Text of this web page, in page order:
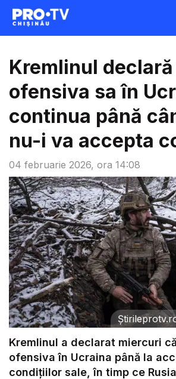
04 februarie 2026, ora 14:08
Kremlinul
ofensiva sa în
continua până
nu-i va accepta
Kremlinul a declarat miercuri
ofensiva în Ucraina până la
condițiilor sale, în timp ce